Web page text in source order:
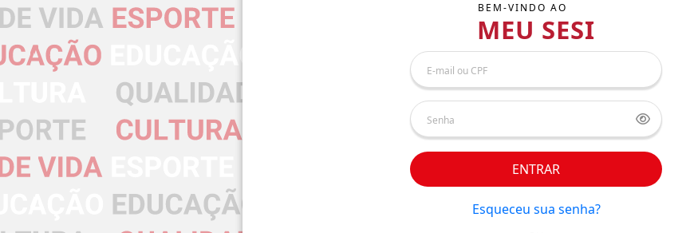
BEM-VINDO AO
MEU SESI
ENTRAR
Esqueceu sua senha?